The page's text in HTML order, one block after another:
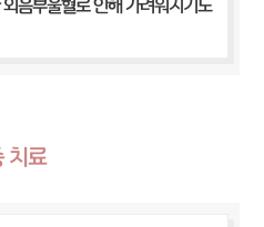
음부울혈로 인해 가려워지기도
치료